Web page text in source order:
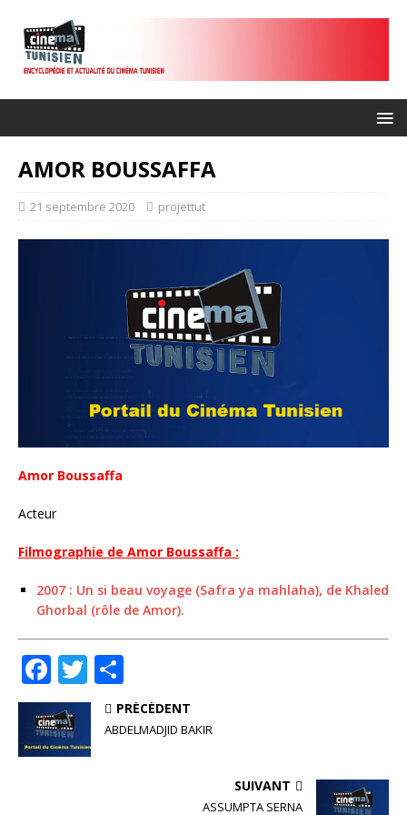
AMOR BOUSSAFFA
21 septembre 2020 projettut
Amor Boussaffa
Acteur
Filmographie de Amor Boussaffa :
2007 : Un si beau voyage (Safra ya mahlaha), de Khaled
Ghorbal (rôle de Amor).
F
a
c
e
T
w
it
te
ar
ta
PRÉCÉDENT
ABDELMADJID BAKIR
SUIVANT
ASSUMPTA SERNA